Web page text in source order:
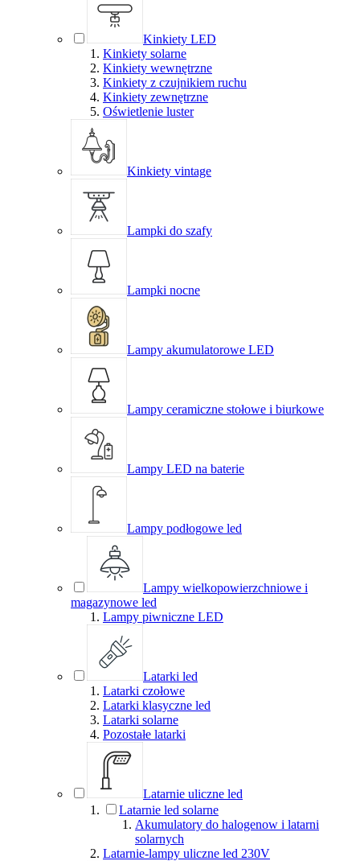
Kinkiety LED
Kinkiety solarne
Kinkiety wewnętrzne
Kinkiety z czujnikiem ruchu
Kinkiety zewnętrzne
Oświetlenie luster
Kinkiety vintage
Lampki do szafy
Lampki nocne
Lampy akumulatorowe LED
Lampy ceramiczne stołowe i biurkowe
Lampy LED na baterie
Lampy podłogowe led
Lampy wielkopowierzchniowe i
magazynowe led
Lampy piwniczne LED
Latarki led
Latarki czołowe
Latarki klasyczne led
Latarki solarne
Pozostałe latarki
Latarnie uliczne led
Latarnie led solarne
Akumulatory do halogenow i latarni
solarnych
Latarnie-lampy uliczne led 230V